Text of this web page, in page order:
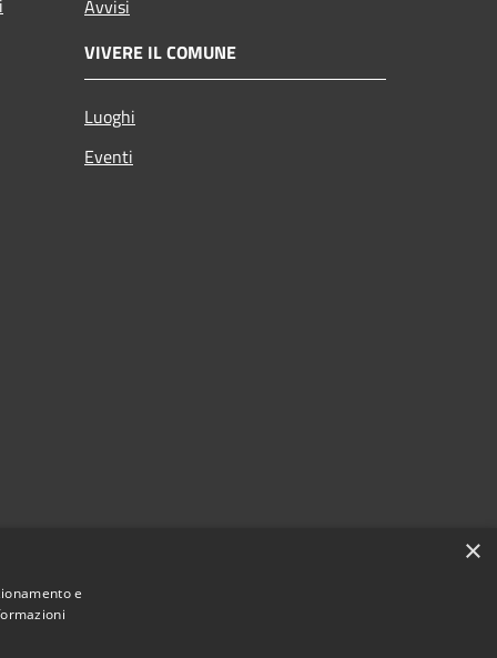
Avvisi
VIVERE IL COMUNE
Luoghi
Eventi
×
e